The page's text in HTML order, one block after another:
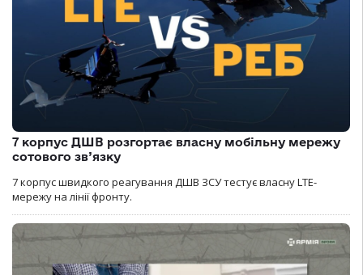
7 корпус ДШВ розгортає власну мобільну мережу
сотового зв’язку
7 корпус швидкого реагування ДШВ ЗСУ тестує власну LTE-
мережу на лінії фронту.